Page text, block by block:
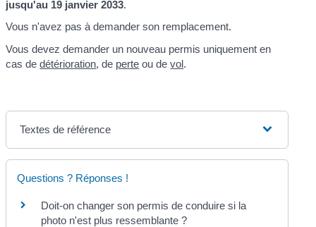
jusqu'au 19 janvier 2033.
Vous n'avez pas à demander son remplacement.
Vous devez demander un nouveau permis uniquement en
cas dedétérioration, de perte ou devol.
Textes de référence
Questions ? Réponses !
Doit-on changer son permis de conduire si la
photo n'est plus ressemblante ?